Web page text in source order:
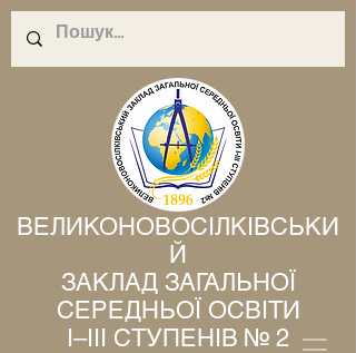
ВЕЛИКОНОВОСІЛКІВСЬКИ
Й
ЗАКЛАД ЗАГАЛЬНОЇ
СЕРЕДНЬОЇ ОСВІТИ
І–ІІІ СТУПЕНІВ № 2